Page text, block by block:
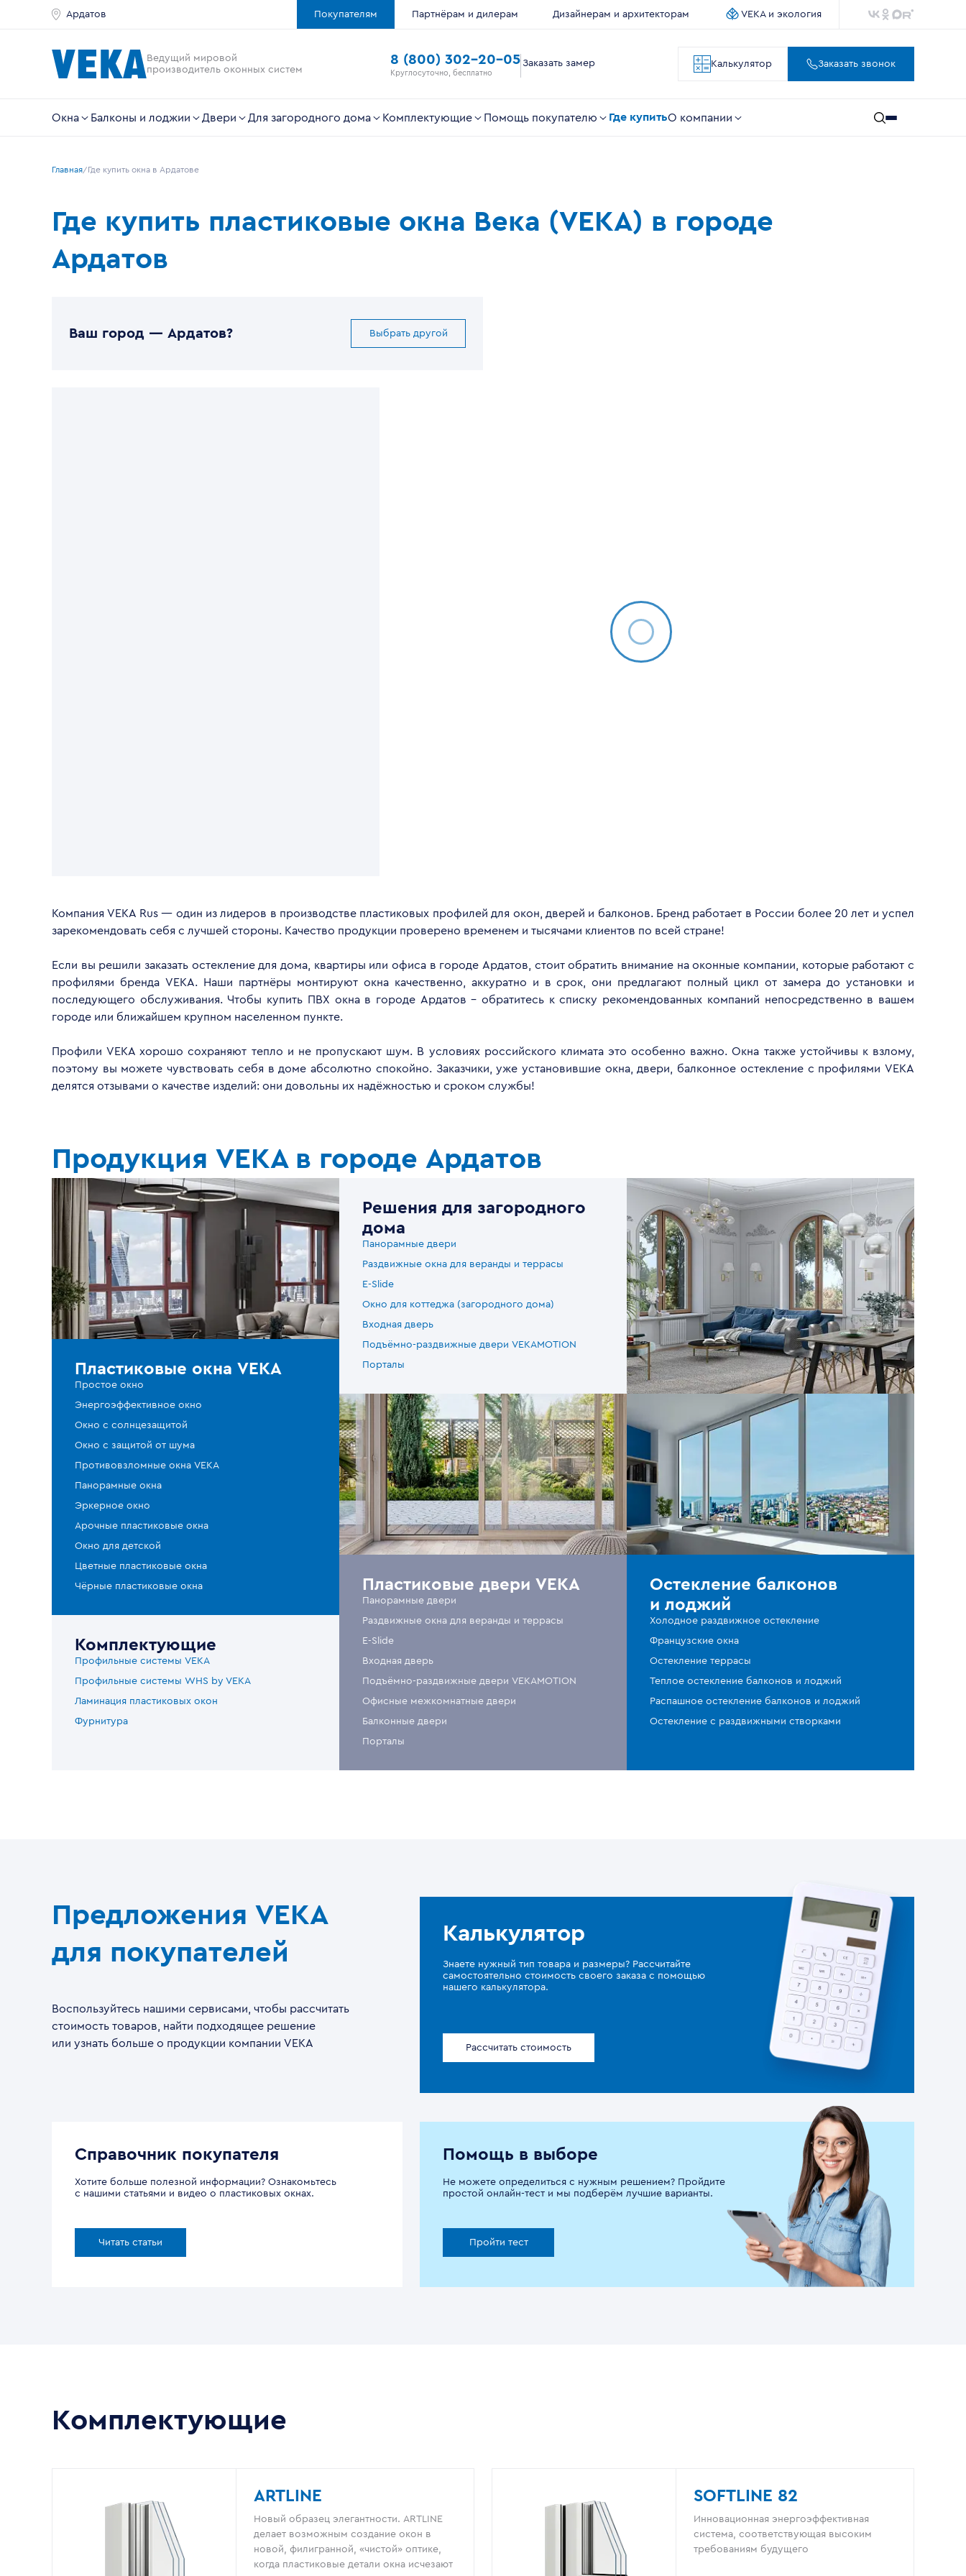
Ардатов Покупателям Партнёрам и дилерам Дизайнерам и архитекторам VEKA и экология
Ведущий мировой
производитель оконных систем
8 (800) 302-20-05
Круглосуточно, бесплатно
Заказать замер Калькулятор Заказать звонок
Окна Балконы и лоджии Двери Для загородного дома Комплектующие Помощь покупателю Где купитьО компании
Главная Где купить окна в Ардатове
Где купить пластиковые окна Века (VEKA) в городе
Ардатов
Ваш город — Ардатов? Выбрать другой
Компания VEKA Rus — один из лидеров в производстве пластиковых профилей для окон, дверей и балконов. Бренд работает в России более 20 лет и успел
зарекомендовать себя с лучшей стороны. Качество продукции проверено временем и тысячами клиентов по всей стране!
Если вы решили заказать остекление для дома, квартиры или офиса в городе Ардатов, стоит обратить внимание на оконные компании, которые работают с
профилями бренда VEKA. Наши партнёры монтируют окна качественно, аккуратно и в срок, они предлагают полный цикл от замера до установки и
последующего обслуживания. Чтобы купить ПВХ окна в городе Ардатов - обратитесь к списку рекомендованных компаний непосредственно в вашем
городе или ближайшем крупном населенном пункте.
Профили VEKA хорошо сохраняют тепло и не пропускают шум. В условиях российского климата это особенно важно. Окна также устойчивы к взлому,
поэтому вы можете чувствовать себя в доме абсолютно спокойно. Заказчики, уже установившие окна, двери, балконное остекление с профилями VEKA
делятся отзывами о качестве изделий: они довольны их надёжностью и сроком службы!
Продукция VEKA в городе Ардатов
Пластиковые окна VEKA
Простое окно
Энергоэффективное окно
Окно с солнцезащитой
Окно с защитой от шума
Противовзломные окна VEKA
Панорамные окна
Эркерное окно
Арочные пластиковые окна
Окно для детской
Цветные пластиковые окна
Чёрные пластиковые окна
Комплектующие
Профильные системы VEKA
Профильные системы WHS by VEKA
Ламинация пластиковых окон
Фурнитура
Решения для загородного
дома
Панорамные двери
Раздвижные окна для веранды и террасы
E-Slide
Окно для коттеджа (загородного дома)
Входная дверь
Подъёмно-раздвижные двери VEKAMOTION
Порталы
Пластиковые двери VEKA
Панорамные двери
Раздвижные окна для веранды и террасы
E-Slide
Входная дверь
Подъёмно-раздвижные двери VEKAMOTION
Офисные межкомнатные двери
Балконные двери
Порталы
Остекление балконов
и лоджий
Холодное раздвижное остекление
Французские окна
Остекление террасы
Теплое остекление балконов и лоджий
Распашное остекление балконов и лоджий
Остекление с раздвижными створками
Предложения VEKA
для покупателей
Воспользуйтесь нашими сервисами, чтобы рассчитать
стоимость товаров, найти подходящее решение
или узнать больше о продукции компании VEKA
Калькулятор
Знаете нужный тип товара и размеры? Рассчитайте
самостоятельно стоимость своего заказа с помощью
нашего калькулятора.
Рассчитать стоимость
Справочник покупателя
Хотите больше полезной информации? Ознакомьтесь
с нашими статьями и видео о пластиковых окнах.
Читать статьи
Помощь в выборе
Не можете определиться с нужным решением? Пройдите
простой онлайн-тест и мы подберём лучшие варианты.
Пройти тест
Комплектующие
ARTLINE
Новый образец элегантности. ARTLINE
делает возможным создание окон в
новой, филигранной, «чистой» оптике,
когда пластиковые детали окна исчезают
SOFTLINE 82
Инновационная энергоэффективная
система, соответствующая высоким
требованиям будущего